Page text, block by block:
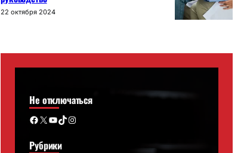
22 октября 2024
Не отключаться
Facebook X YouTube TikTok Instagram
Рубрики